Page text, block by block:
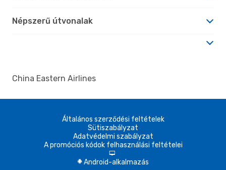
Népszerű útvonalak
China Eastern Airlines
Általános szerződési feltételek
Sütiszabályzat
Adatvédelmi szabályzat
A promóciós kódok felhasználási feltételei
d
A Android-alkalmazás